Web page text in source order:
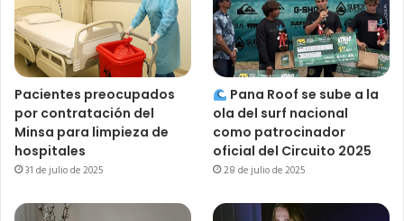
Pacientes preocupados
por contratación del
Minsa para limpieza de
hospitales
31 de julio de 2025
Pana Roof se sube a la
ola del surf nacional
como patrocinador
oficial del Circuito 2025
28 de julio de 2025